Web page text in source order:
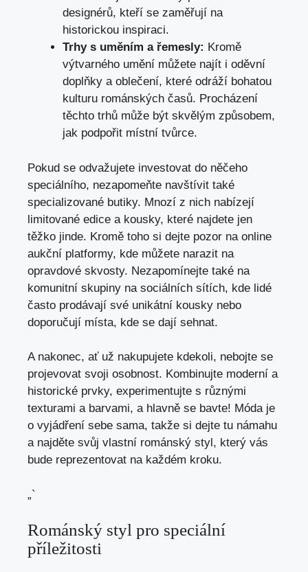
designérů, kteří se zaměřují na
historickou inspiraci.
Trhy s uměním a řemesly: Kromě
výtvarného umění můžete najít i oděvní
doplňky a oblečení, které odráží bohatou
kulturu románských časů. Procházení
těchto trhů může být skvělým způsobem,
jak podpořit místní tvůrce.
Pokud se odvažujete investovat do něčeho
speciálního, nezapomeňte navštívit také
specializované butiky. Mnozí z nich nabízejí
limitované edice a kousky, které najdete jen
těžko jinde. Kromě toho si dejte pozor na online
aukční platformy, kde můžete narazit na
opravdové skvosty. Nezapomínejte také na
komunitní skupiny na sociálních sítích, kde lidé
často prodávají své unikátní kousky nebo
doporučují místa, kde se dají sehnat.
A nakonec, ať už nakupujete kdekoli, nebojte se
projevovat svoji osobnost. Kombinujte moderní a
historické prvky, experimentujte s různými
texturami a barvami, a hlavně se bavte! Móda je
o vyjádření sebe sama, takže si dejte tu námahu
a najděte svůj vlastní románský styl, který vás
bude reprezentovat na každém kroku.
„`
Románský styl pro speciální
příležitosti